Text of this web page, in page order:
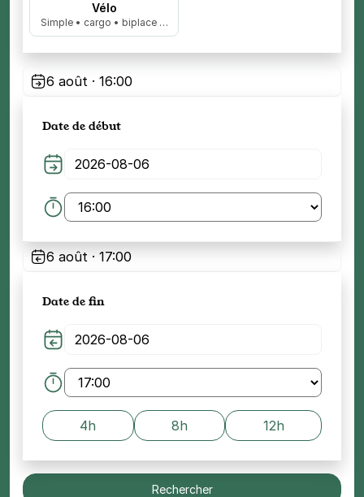
Vélo
Simple • cargo • biplace …
6 août · 16:00
Date de début
6 août · 17:00
Date de fin
4h 8h 12h
Rechercher